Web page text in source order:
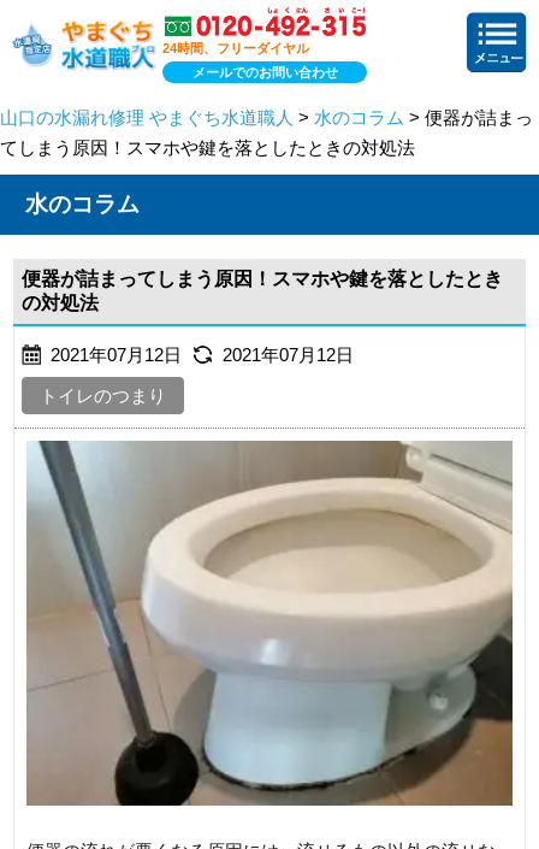
24時間、フリーダイヤル
メールでのお問い合わせ
山口の水漏れ修理 やまぐち水道職人 > 水のコラム > 便器が詰まっ
てしまう原因！スマホや鍵を落としたときの対処法
水のコラム
便器が詰まってしまう原因！スマホや鍵を落としたとき
の対処法
2021年07月12日
2021年07月12日
トイレのつまり